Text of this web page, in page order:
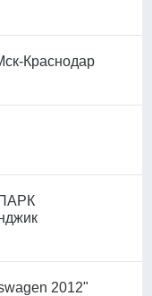
Краснодар
2012"